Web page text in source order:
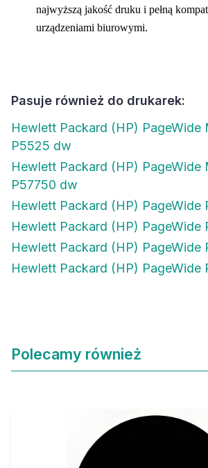
najwyższą jakość druku i pełną
urządzeniami biurowymi.
Pasuje również do drukarek:
Hewlett Packard (HP) PageWide
P5525 dw
Hewlett Packard (HP) PageWide
P57750 dw
Hewlett Packard (HP) PageWide
Hewlett Packard (HP) PageWide
Hewlett Packard (HP) PageWide
Hewlett Packard (HP) PageWide
Polecamy również